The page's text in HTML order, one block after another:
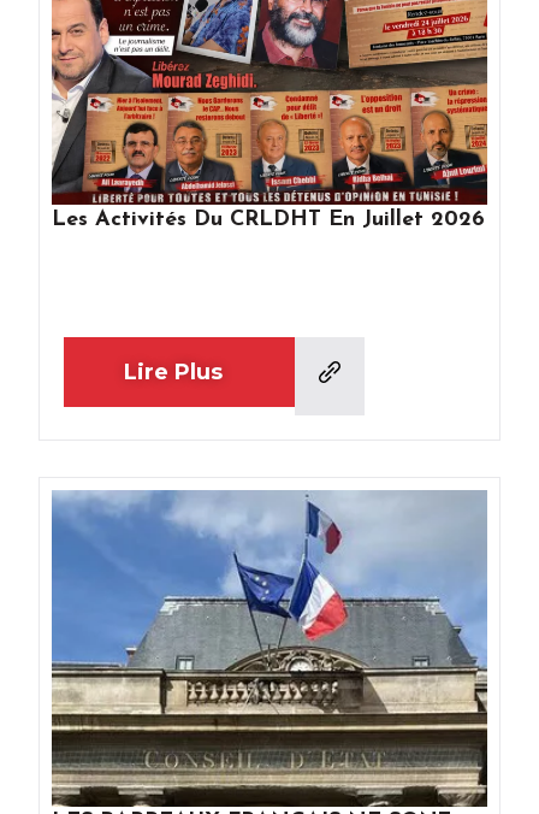
Les Activités Du CRLDHT En Juillet 2026
Lire Plus